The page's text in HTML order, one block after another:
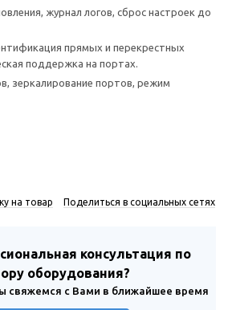
журнал логов, сброс настроек до
прямых и перекрестных
поддержка на портах.
зеркалирование портов, режим
на товар Поделиться в социальных сетях
консультация по
оборудования?
свяжемся с Вами в ближайшее время